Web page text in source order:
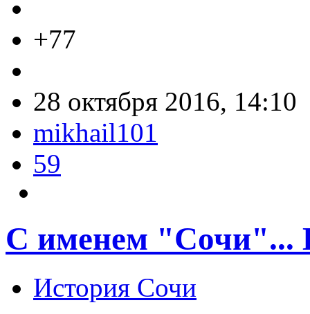
+77
28 октября 2016, 14:10
mikhail101
59
С именем "Сочи"...
История Сочи